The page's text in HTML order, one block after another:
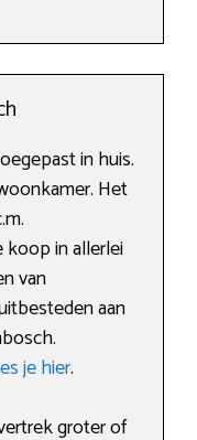
in huis.
Het
koop in allerlei
van
aan
je hier.
groter of